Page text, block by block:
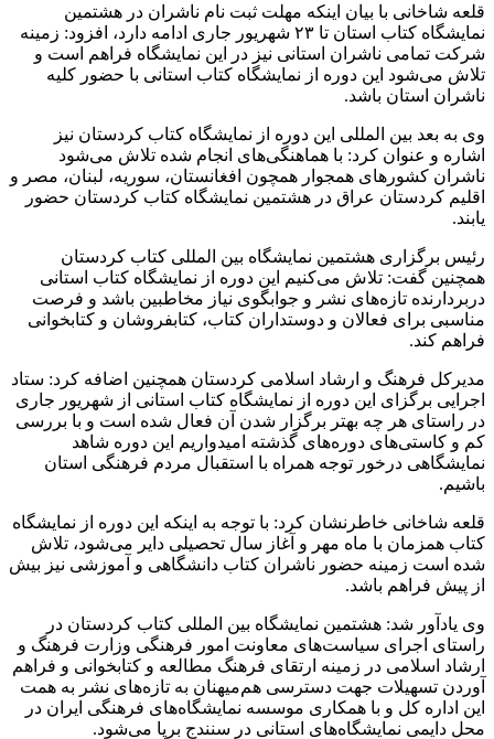
قلعه شاخانی با بیان اینکه مهلت ثبت نام ناشران در هشتمین
نمایشگاه کتاب استان تا ۲۳ شهریور جاری ادامه دارد، افزود: زمینه
شرکت تمامی ناشران استانی نیز در این نمایشگاه فراهم است و
تلاش می‌شود این دوره از نمایشگاه کتاب استانی با حضور کلیه
ناشران استان باشد.
وی به بعد بین المللی این دوره از نمایشگاه کتاب کردستان نیز
اشاره و عنوان کرد: با هماهنگی‌های انجام شده تلاش می‌شود
ناشران کشورهای همجوار همچون افغانستان، سوریه، لبنان، مصر و
اقلیم کردستان عراق در هشتمین نمایشگاه کتاب کردستان حضور
یابند.
رئیس برگزاری هشتمین نمایشگاه بین المللی کتاب کردستان
همچنین گفت: تلاش می‌کنیم این دوره از نمایشگاه کتاب استانی
دربردارنده تازه‌های نشر و جوابگوی نیاز مخاطبین باشد و فرصت
مناسبی برای فعالان و دوستداران کتاب، کتابفروشان و کتابخوانی
فراهم کند.
مدیرکل فرهنگ و ارشاد اسلامی کردستان همچنین اضافه کرد: ستاد
اجرایی برگزای این دوره از نمایشگاه کتاب استانی از شهریور جاری
در راستای هر چه بهتر برگزار شدن آن فعال شده است و با بررسی
کم و کاستی‌های دوره‌های گذشته امیدواریم این دوره شاهد
نمایشگاهی درخور توجه همراه با استقبال مردم فرهنگی استان
باشیم.
قلعه شاخانی خاطرنشان کرد: با توجه به اینکه این دوره از نمایشگاه
کتاب همزمان با ماه مهر و آغاز سال تحصیلی دایر می‌شود، تلاش
شده است زمینه حضور ناشران کتاب دانشگاهی و آموزشی نیز بیش
از پیش فراهم باشد.
وی یادآور شد: هشتمین نمایشگاه بین المللی کتاب کردستان در
راستای اجرای سیاست‌های معاونت امور فرهنگی وزارت فرهنگ و
ارشاد اسلامی در زمینه ارتقای فرهنگ مطالعه و کتابخوانی و فراهم
آوردن تسهیلات جهت دسترسی هم‌میهنان به تازه‌های نشر به همت
این اداره کل و با همکاری موسسه نمایشگاه‌های فرهنگی ایران در
محل دایمی نمایشگاه‌های استانی در سنندج برپا می‌شود.